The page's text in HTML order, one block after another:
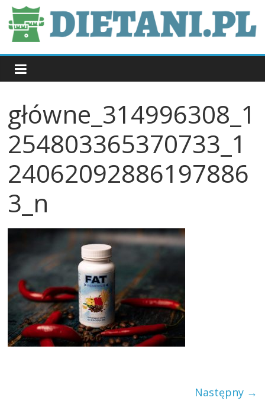
Skip
to
content
dietani.pl
główne_314996308_1
254803365370733_1
24062092886197886
3_n
Następny →